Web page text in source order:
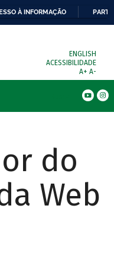
À INFORMAÇÃO
ENGLISH
ACESSIBILIDADE
A+ A-
do
Web